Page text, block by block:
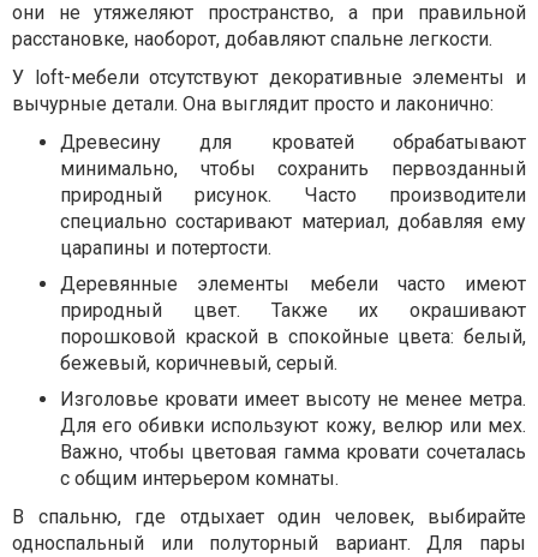
они не утяжеляют пространство, а при правильной
расстановке, наоборот, добавляют спальне легкости.
У loft-мебели отсутствуют декоративные элементы и
вычурные детали. Она выглядит просто и лаконично:
Древесину для кроватей обрабатывают
минимально, чтобы сохранить первозданный
природный рисунок. Часто производители
специально состаривают материал, добавляя ему
царапины и потертости.
Деревянные элементы мебели часто имеют
природный цвет. Также их окрашивают
порошковой краской в спокойные цвета: белый,
бежевый, коричневый, серый.
Изголовье кровати имеет высоту не менее метра.
Для его обивки используют кожу, велюр или мех.
Важно, чтобы цветовая гамма кровати сочеталась
с общим интерьером комнаты.
В спальню, где отдыхает один человек, выбирайте
односпальный или полуторный вариант. Для пары